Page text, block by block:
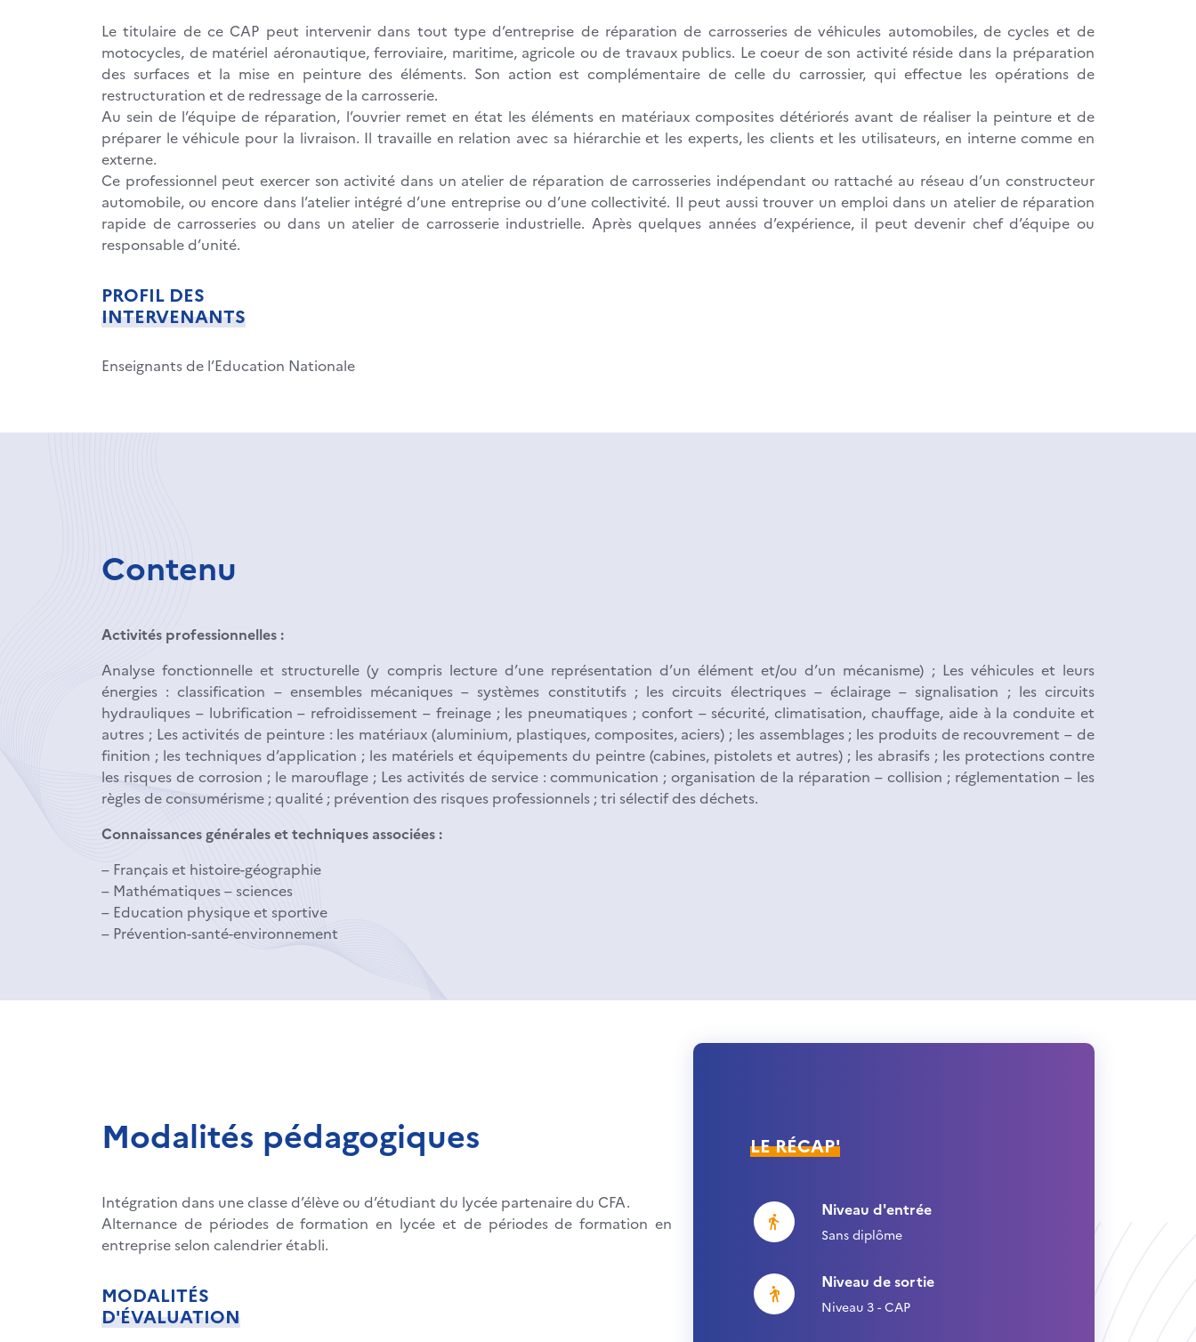
Le titulaire de ce CAP peut intervenir dans tout type d’entreprise de réparation de carrosseries de véhicules automobiles, de cycles et de
motocycles, de matériel aéronautique, ferroviaire, maritime, agricole ou de travaux publics. Le coeur de son activité réside dans la préparation
des surfaces et la mise en peinture des éléments. Son action est complémentaire de celle du carrossier, qui effectue les opérations de
restructuration et de redressage de la carrosserie.
Au sein de l’équipe de réparation, l’ouvrier remet en état les éléments en matériaux composites détériorés avant de réaliser la peinture et de
préparer le véhicule pour la livraison. Il travaille en relation avec sa hiérarchie et les experts, les clients et les utilisateurs, en interne comme en
externe.
Ce professionnel peut exercer son activité dans un atelier de réparation de carrosseries indépendant ou rattaché au réseau d’un constructeur
automobile, ou encore dans l’atelier intégré d’une entreprise ou d’une collectivité. Il peut aussi trouver un emploi dans un atelier de réparation
rapide de carrosseries ou dans un atelier de carrosserie industrielle. Après quelques années d’expérience, il peut devenir chef d’équipe ou
responsable d’unité.
PROFIL DES
INTERVENANTS
Enseignants de l’Education Nationale
Contenu
Activités professionnelles :
Analyse fonctionnelle et structurelle (y compris lecture d’une représentation d’un élément et/ou d’un mécanisme) ; Les véhicules et leurs
énergies : classification – ensembles mécaniques – systèmes constitutifs ; les circuits électriques – éclairage – signalisation ; les circuits
hydrauliques – lubrification – refroidissement – freinage ; les pneumatiques ; confort – sécurité, climatisation, chauffage, aide à la conduite et
autres ; Les activités de peinture : les matériaux (aluminium, plastiques, composites, aciers) ; les assemblages ; les produits de recouvrement – de
finition ; les techniques d’application ; les matériels et équipements du peintre (cabines, pistolets et autres) ; les abrasifs ; les protections contre
les risques de corrosion ; le marouflage ; Les activités de service : communication ; organisation de la réparation – collision ; réglementation – les
règles de consumérisme ; qualité ; prévention des risques professionnels ; tri sélectif des déchets.
Connaissances générales et techniques associées :
– Français et histoire-géographie
– Mathématiques – sciences
– Education physique et sportive
– Prévention-santé-environnement
Modalités pédagogiques
Intégration dans une classe d’élève ou d’étudiant du lycée partenaire du CFA.
Alternance de périodes de formation en lycée et de périodes de formation en
entreprise selon calendrier établi.
MODALITÉS
D'ÉVALUATION
LE RÉCAP'
Niveau d'entrée
Sans diplôme
Niveau de sortie
Niveau 3 - CAP